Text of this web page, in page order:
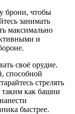
брони, чтобы
занимать
максимально
и
своё орудие.
способной
стрелять
таким как башни
быстрее.